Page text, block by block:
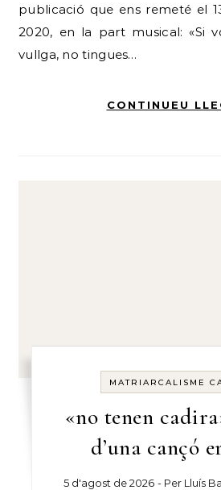
publicació que ens remeté el
2020, en la part musical: «Si
vullga, no tingues…
CONTINUEU
MATRIARCALISME
«no tenen
d’una cançó
5 d'agost de 2026 - Per Lluís